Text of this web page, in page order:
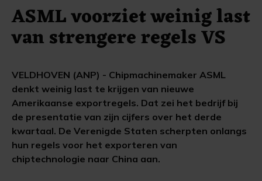
ASML voorziet weinig last
van strengere regels VS
VELDHOVEN (ANP) - Chipmachinemaker ASML
denkt weinig last te krijgen van nieuwe
Amerikaanse exportregels. Dat zei het bedrijf bij
de presentatie van zijn cijfers over het derde
kwartaal. De Verenigde Staten scherpten onlangs
hun regels voor het exporteren van
chiptechnologie naar China aan.